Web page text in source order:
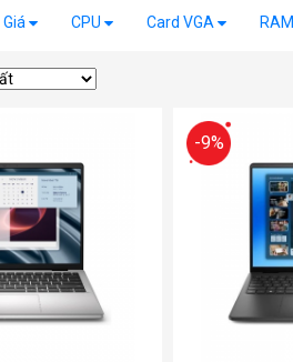
Giá CPU Card VGA RAM
-9%